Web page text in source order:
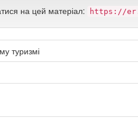
на цей матеріал: https://
туризмі